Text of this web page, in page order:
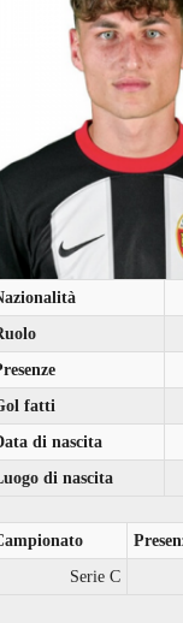
fatti
di nascita
di nascita
Serie C